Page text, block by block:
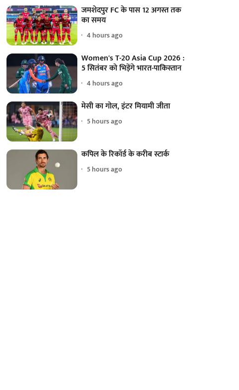
जमशेदपुर FC के पास 12 अगस्त तक
का समय
4 hours ago
Women's T-20 Asia Cup 2026 :
5 सितंबर को भिड़ेंगे भारत-पाकिस्तान
4 hours ago
मेसी का गोल, इंटर मियामी जीता
5 hours ago
कपिल के रिकॉर्ड के करीब स्टार्क
5 hours ago